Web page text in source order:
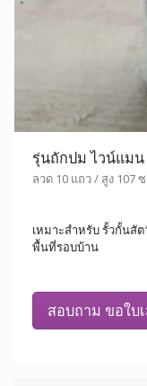
รุ่นถักปม ไวน์แมน
ลวด 10 แถว / สูง 107
เหมาะสำหรับ รั้วกั้นสั
พื้นที่รอบบ้าน
สอบถาม ขอใบ